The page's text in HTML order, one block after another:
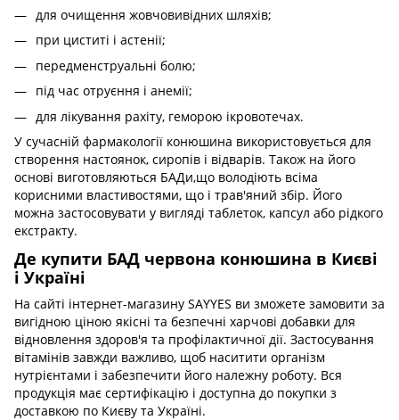
для очищення жовчовивідних шляхів;
при циститі і астенії;
передменструальні болю;
під час отруєння і анемії;
для лікування рахіту, геморою ікровотечах.
У сучасній фармакології конюшина використовується для
створення настоянок, сиропів і відварів. Також на його
основі виготовляються БАДи,що володіють всіма
корисними властивостями, що і трав'яний збір. Його
можна застосовувати у вигляді таблеток, капсул або рідкого
екстракту.
Де купити БАД червона конюшина в Києві
і Україні
На сайті інтернет-магазину SAYYES ви зможете замовити за
вигідною ціною якісні та безпечні харчові добавки для
відновлення здоров'я та профілактичної дії. Застосування
вітамінів завжди важливо, щоб наситити організм
нутрієнтами і забезпечити його належну роботу. Вся
продукція має сертифікацію і доступна до покупки з
доставкою по Києву та Україні.